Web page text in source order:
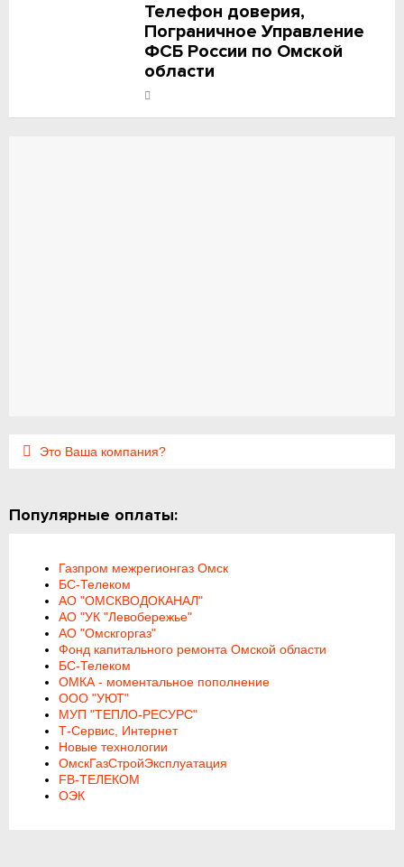
Телефон доверия,
Пограничное Управление
ФСБ России по Омской
области
Это Ваша компания?
Популярные оплаты:
Газпром межрегионгаз Омск
БС-Телеком
АО "ОМСКВОДОКАНАЛ"
АО "УК "Левобережье"
АО "Омскгоргаз"
Фонд капитального ремонта Омской области
БС-Телеком
ОМКА - моментальное пополнение
ООО "УЮТ"
МУП "ТЕПЛО-РЕСУРС"
Т-Сервис, Интернет
Новые технологии
ОмскГазСтройЭксплуатация
FB-ТЕЛЕКОМ
ОЭК